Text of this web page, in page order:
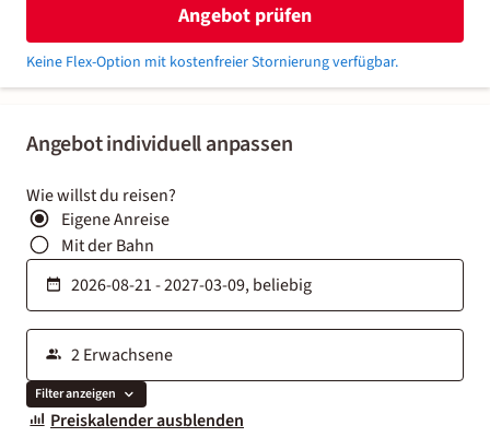
Angebot individuell anpassen
Wie willst du reisen?
Eigene Anreise
Mit der Bahn
Filter anzeigen
Preiskalender ausblenden
Angebot prüfen
Keine Flex-Option mit kostenfreier Stornierung verfügbar.